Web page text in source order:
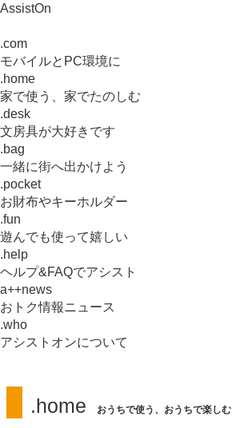
.home おうちで使う、おうちで楽しむ
AssistOn
.com
モバイルとPC環境に
.home
家で使う、家でたのしむ
.desk
文房具が大好きです
.bag
一緒に街へ出かけよう
.pocket
お財布やキーホルダー
.fun
遊んでも使って嬉しい
.help
ヘルプ&FAQでアシスト
a++news
おトク情報ニュース
.who
アシストオンについて